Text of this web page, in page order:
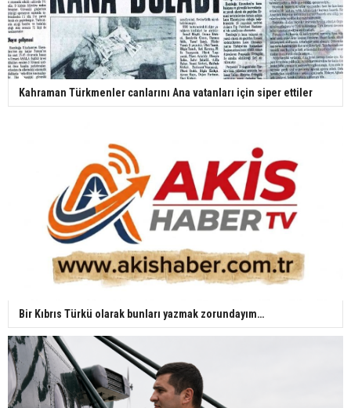
Kahraman Türkmenler canlarını Ana vatanları için siper ettiler
Bir Kıbrıs Türkü olarak bunları yazmak zorundayım…